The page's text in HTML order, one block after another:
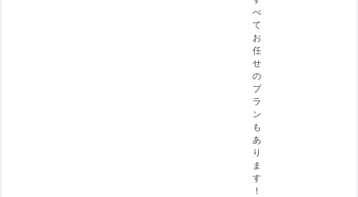
べ
て
お
任
せ
の
プ
ラ
ン
も
あ
り
ま
す
！